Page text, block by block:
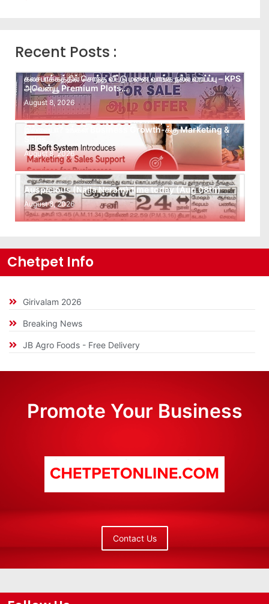
Recent Posts :
கலசபாக்கத்தில் சொந்த வீட்டு மனை வாங்க நல்ல வாய்ப்பு – KPS
அவென்யூ Premium Plots…
August 8, 2026
Leads கிடைக்கவில்லையா? Follow-up செய்ய Team
இல்லையா? உங்கள் Business Growth-க்கு Marketing &
Sales…
August 8, 2026
Auspicious (Nalla Neram) time today (Aug 08th)
August 8, 2026
Chetpet Info
Girivalam 2026
Breaking News
JB Agro Foods - Free Delivery
Promote Your Business
Contact Us